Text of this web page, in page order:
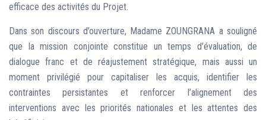
efficace des activités du Projet.
Dans son discours d’ouverture, Madame ZOUNGRANA a souligné
que la mission conjointe constitue un temps d’évaluation, de
dialogue franc et de réajustement stratégique, mais aussi un
moment privilégié pour capitaliser les acquis, identifier les
contraintes persistantes et renforcer l’alignement des
interventions avec les priorités nationales et les attentes des